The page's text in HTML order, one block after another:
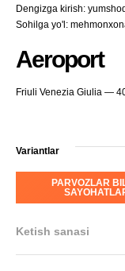
Dengizga kirish:
Sohilga yo'l:
Aeroport
Friuli Venezia Giulia —
Variantlar
PARVOZLAR
Ketish sanasi